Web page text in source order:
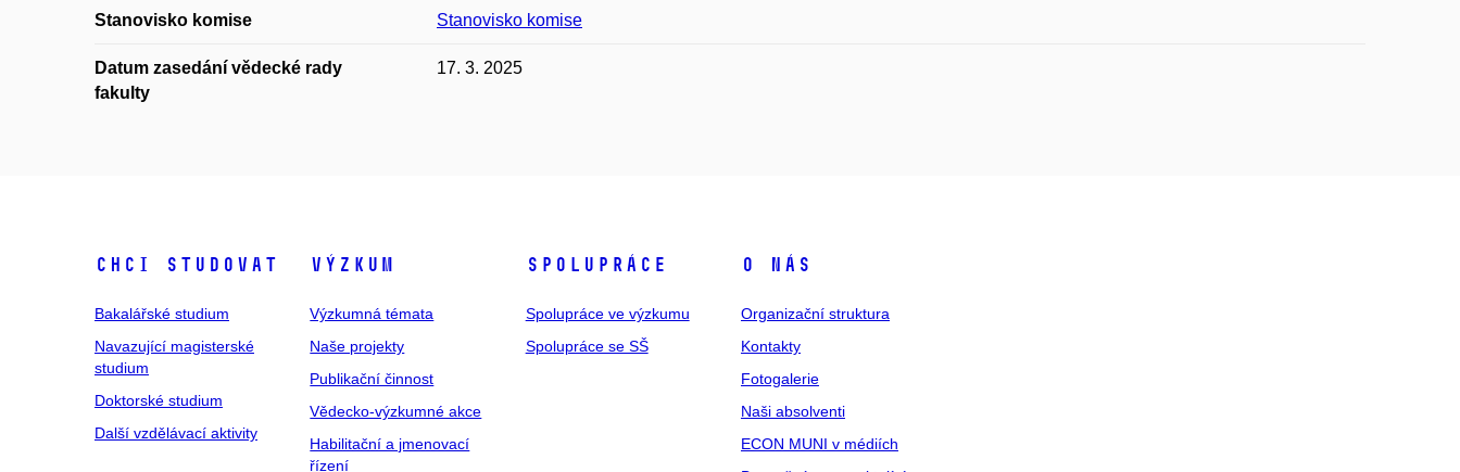
Stanovisko komise Stanovisko komise
Datum zasedání vědecké rady
fakulty
17. 3. 2025
Chci studovat
Bakalářské studium
Navazující magisterské
studium
Doktorské studium
Další vzdělávací aktivity
Výzkum
Výzkumná témata
Naše projekty
Publikační činnost
Vědecko-výzkumné akce
Habilitační a jmenovací
řízení
Spolupráce
Spolupráce ve výzkumu
Spolupráce se SŠ
O nás
Organizační struktura
Kontakty
Fotogalerie
Naši absolventi
ECON MUNI v médiích